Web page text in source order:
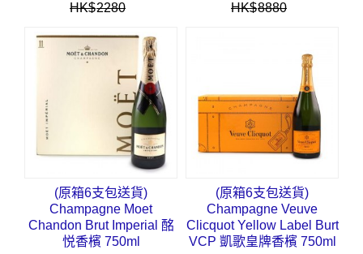
HK$2280
HK$8880
(原箱6支包送貨)
Champagne Moet
Chandon Brut Imperial 酩
悦香檳 750ml
(原箱6支包送貨)
Champagne Veuve
Clicquot Yellow Label Burt
VCP 凱歌皇牌香檳 750ml